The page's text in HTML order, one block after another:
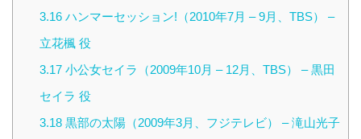
3.16ハンマーセッション!（2010年7月 – 9月、TBS） –
立花楓 役
3.17小公女セイラ（2009年10月 – 12月、TBS） – 黒田
セイラ 役
3.18黒部の太陽（2009年3月、フジテレビ） – 滝山光子